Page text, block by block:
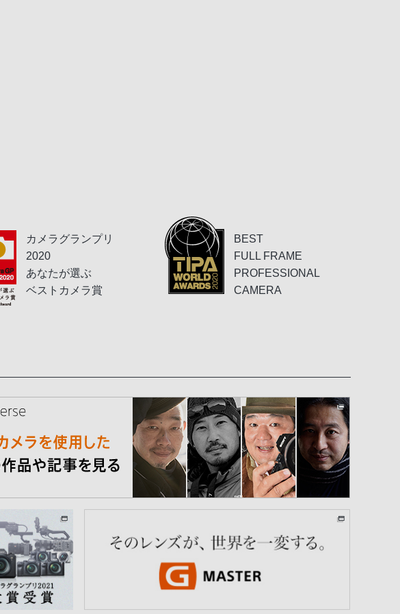
カメラグランプリ
2020
あなたが選ぶ
ベストカメラ賞
BEST
FULL FRAME
PROFESSIONAL
CAMERA